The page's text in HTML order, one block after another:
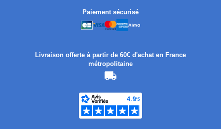
Paiement sécurisé
Livraison offerte à partir de 60€ d'achat en France
métropolitaine